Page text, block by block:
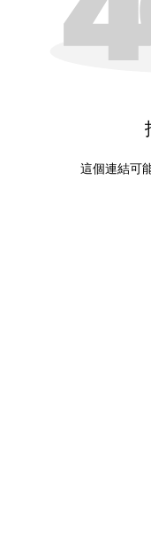
這個連結可